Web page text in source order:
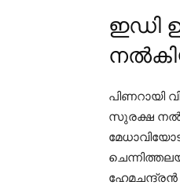
ഇഡി
പിണറായി
സുരക്ഷ
ഹേമചന്ദ്രന്‍